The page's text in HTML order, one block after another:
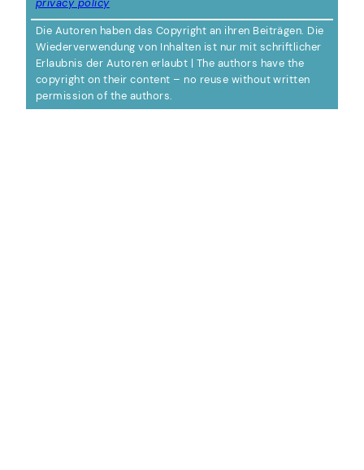
privacy policy
Die Autoren haben das Copyright an ihren Beiträgen. Die
Wiederverwendung von Inhalten ist nur mit schriftlicher
Erlaubnis der Autoren erlaubt | The authors have the
copyright on their content – no reuse without written
permission of the authors.